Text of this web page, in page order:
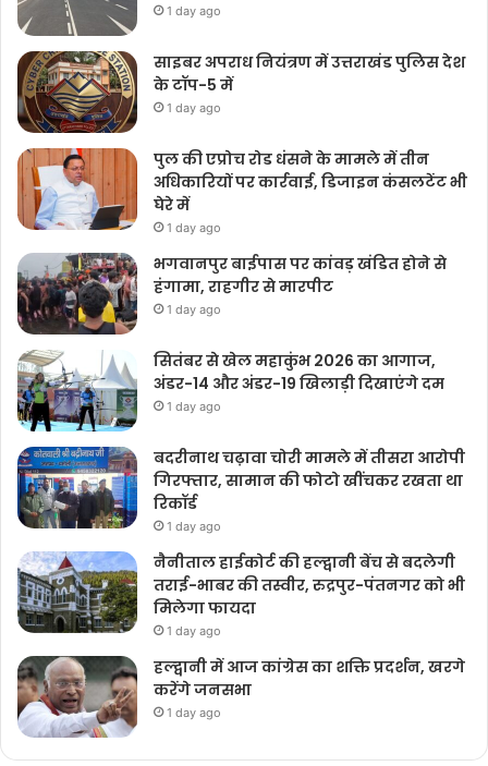
1 day ago
साइबर अपराध नियंत्रण में उत्तराखंड पुलिस देश
के टॉप-5 में
1 day ago
पुल की एप्रोच रोड धंसने के मामले में तीन
अधिकारियों पर कार्रवाई, डिजाइन कंसलटेंट भी
घेरे में
1 day ago
भगवानपुर बाईपास पर कांवड़ खंडित होने से
हंगामा, राहगीर से मारपीट
1 day ago
सितंबर से खेल महाकुंभ 2026 का आगाज,
अंडर-14 और अंडर-19 खिलाड़ी दिखाएंगे दम
1 day ago
बदरीनाथ चढ़ावा चोरी मामले में तीसरा आरोपी
गिरफ्तार, सामान की फोटो खींचकर रखता था
रिकॉर्ड
1 day ago
नैनीताल हाईकोर्ट की हल्द्वानी बेंच से बदलेगी
तराई-भाबर की तस्वीर, रुद्रपुर-पंतनगर को भी
मिलेगा फायदा
1 day ago
हल्द्वानी में आज कांग्रेस का शक्ति प्रदर्शन, खरगे
करेंगे जनसभा
1 day ago